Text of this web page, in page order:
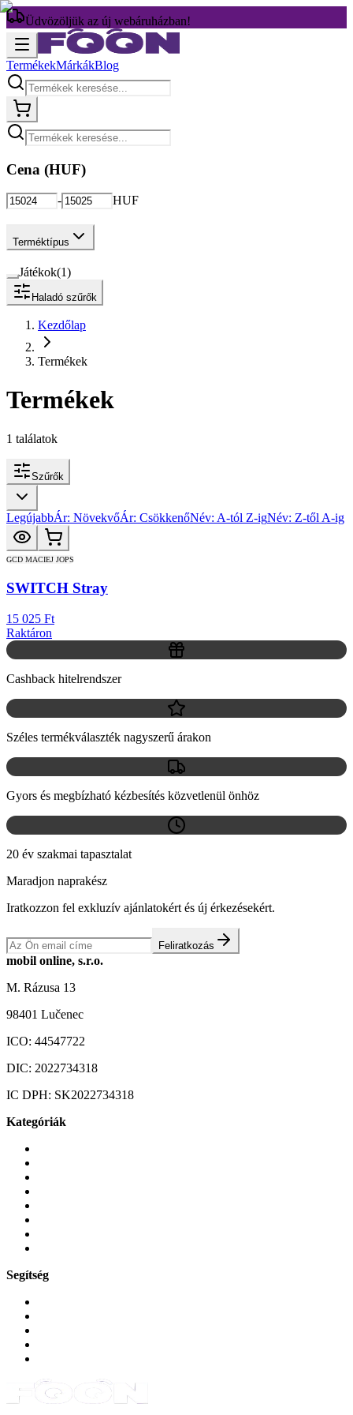
Üdvözöljük az új webáruházban!
TermékekMárkákBlog
Cena (HUF)
- HUF
Terméktípus
Játékok(1)
Haladó szűrők
Kezdőlap
Termékek
Termékek
1 találatok
Szűrők
LegújabbÁr: NövekvőÁr: CsökkenőNév: A-tól Z-igNév: Z-től A-ig
GCD MACIEJ JOPS
SWITCH Stray
15 025 Ft
Raktáron
Cashback hitelrendszer
Széles termékválaszték nagyszerű árakon
Gyors és megbízható kézbesítés közvetlenül önhöz
20 év szakmai tapasztalat
Maradjon naprakész
Iratkozzon fel exkluzív ajánlatokért és új érkezésekért.
Feliratkozás
mobil online, s.r.o.
M. Rázusa 13
98401 Lučenec
ICO: 44547722
DIC: 2022734318
IC DPH: SK2022734318
Kategóriák
Segítség